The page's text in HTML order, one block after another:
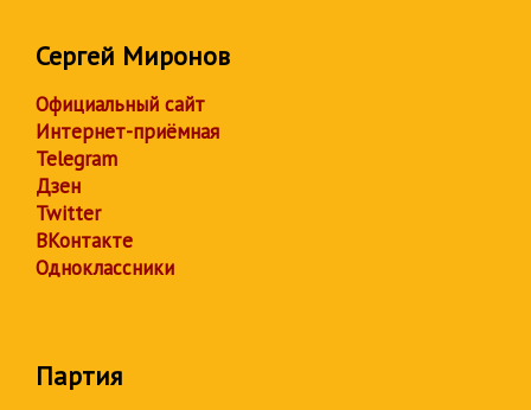
Сергей Миронов
Официальный сайт
Интернет-приёмная
Telegram
Дзен
Twitter
ВКонтакте
Одноклассники
Партия